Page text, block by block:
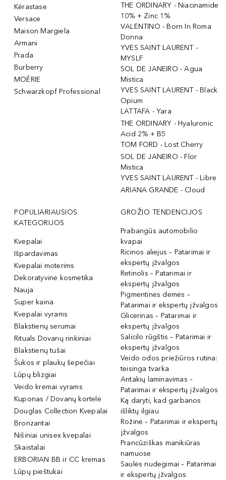
Kérastase
Versace
Maison Margiela
Armani
Prada
Burberry
MOÉRIE
Schwarzkopf Professional
THE ORDINARY - Niacinamide
10% + Zinc 1%
VALENTINO - Born In Roma
Donna
YVES SAINT LAURENT -
MYSLF
SOL DE JANEIRO - Agua
Mistica
YVES SAINT LAURENT - Black
Opium
LATTAFA - Yara
THE ORDINARY - Hyaluronic
Acid 2% + B5
TOM FORD - Lost Cherry
SOL DE JANEIRO - Flor
Mistica
YVES SAINT LAURENT - Libre
ARIANA GRANDE - Cloud
POPULIARIAUSIOS
KATEGORIJOS
Kvepalai
Išpardavimas
Kvepalai moterims
Dekoratyvinė kosmetika
Nauja
Super kaina
Kvepalai vyrams
Blakstienų serumai
Rituals Dovanų rinkiniai
Blakstienų tušai
Šukos ir plaukų šepečiai
Lūpų blizgiai
Veido kremai vyrams
Kuponas / Dovanų kortelė
Douglas Collection Kvepalai
Bronzantai
Nišiniai unisex kvepalai
Skaistalai
ERBORIAN BB ir CC kremas
Lūpų pieštukai
GROŽIO TENDENCIJOS
Prabangūs automobilio
kvapai
Ricinos aliejus – Patarimai ir
ekspertų įžvalgos
Retinolis – Patarimai ir
ekspertų įžvalgos
Pigmentinės dėmės –
Patarimai ir ekspertų įžvalgos
Glicerinas – Patarimai ir
ekspertų įžvalgos
Salicilo rūgštis – Patarimai ir
ekspertų įžvalgos
Veido odos priežiūros rutina:
teisinga tvarka
Antakių laminavimas –
Patarimai ir ekspertų įžvalgos
Ką daryti, kad garbanos
išliktų ilgiau
Rožinė – Patarimai ir ekspertų
įžvalgos
Prancūziškas manikiūras
namuose
Saulės nudegimai – Patarimai
ir ekspertų įžvalgos